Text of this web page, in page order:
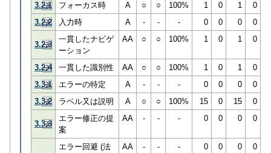
3.2.1
フォーカス時 A ○ ○ 100% 1 0 1
0
3.2.2
入力時 A - - - 0 0 0 0
3.2.3
一貫したナビゲ
ーション
AA ○ ○ 100% 1 0 1 0
3.2.4 一貫した識別性 AA ○ ○ 100% 1 0 1
0
3.3.1
エラーの特定 A - - - 0 0 0
0
3.3.2
ラベル又は説明 A ○ ○ 100% 15 0 15 0
3.3.3
エラー修正の提
案
AA - - - 0 0 0 0
エラー回避 (法
AA - - - 0 0 0 0